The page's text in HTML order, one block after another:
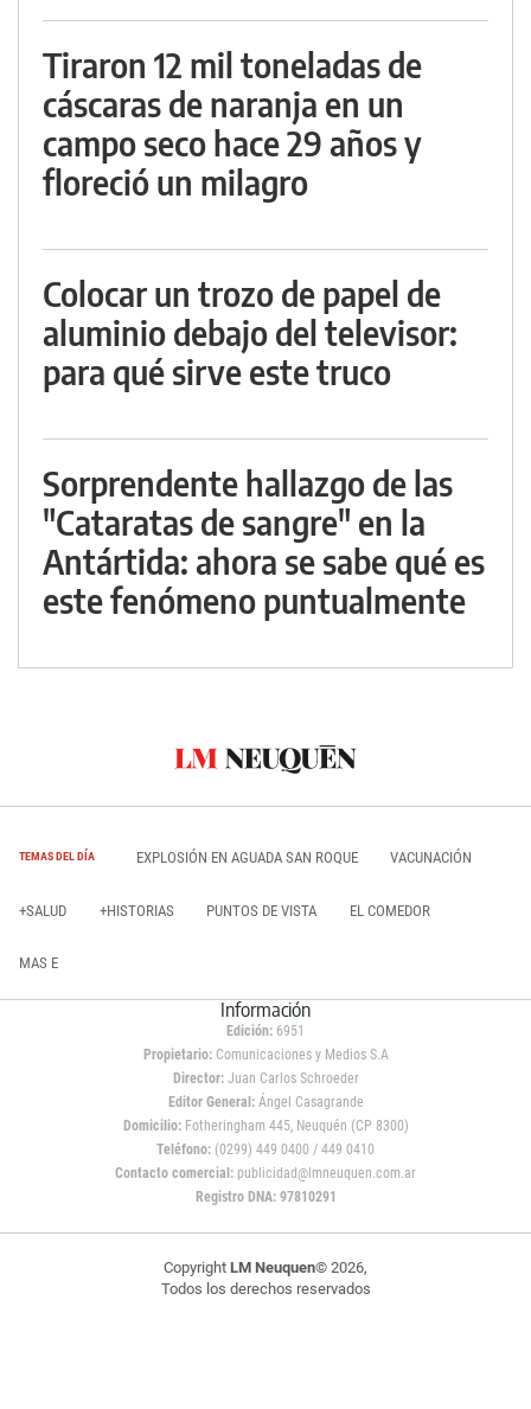
Tiraron 12 mil toneladas de
cáscaras de naranja en un
campo seco hace 29 años y
floreció un milagro
Colocar un trozo de papel de
aluminio debajo del televisor:
para qué sirve este truco
Sorprendente hallazgo de las
"Cataratas de sangre" en la
Antártida: ahora se sabe qué es
este fenómeno puntualmente
TEMAS DEL DÍA EXPLOSIÓN EN AGUADA SAN ROQUE VACUNACIÓN
+SALUD +HISTORIAS PUNTOS DE VISTA EL COMEDOR
MAS E
Información
Edición: 6951
Propietario:Comunicaciones y Medios S.A
Director: Juan Carlos Schroeder
Editor General:Ángel Casagrande
Domicilio:Fotheringham 445, Neuquén (CP 8300)
Teléfono: (0299) 449 0400 / 449 0410
Contacto comercial: publicidad@lmneuquen.com.ar
Registro DNA: 97810291
Copyright LM Neuquen© 2026,
Todos los derechos reservados